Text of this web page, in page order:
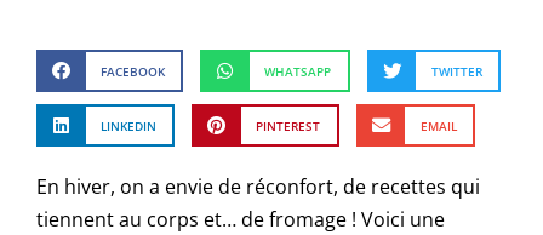
FACEBOOK WHATSAPP TWITTER
LINKEDIN PINTEREST EMAIL
En hiver, on a envie de réconfort, de recettes qui
tiennent au corps et… de fromage ! Voici une